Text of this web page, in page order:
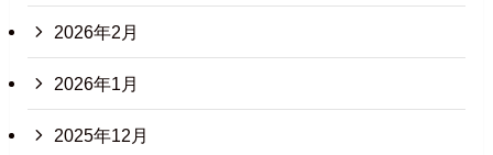
2026年2月
2026年1月
2025年12月